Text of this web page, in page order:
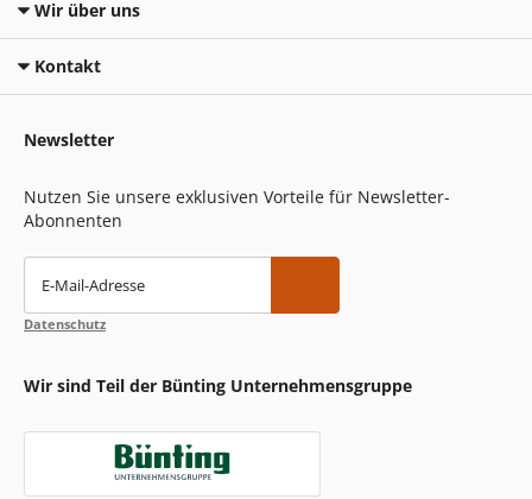
Wir über uns
Kontakt
Newsletter
Nutzen Sie unsere exklusiven Vorteile für Newsletter-
Abonnenten
E-Mail-Adresse
Datenschutz
Wir sind Teil der Bünting Unternehmensgruppe